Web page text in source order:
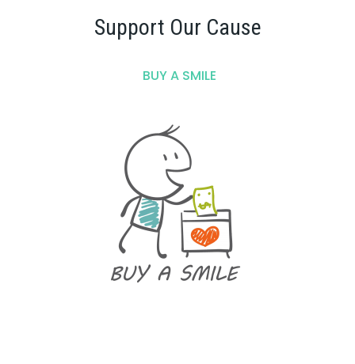
Support Our Cause
BUY A SMILE